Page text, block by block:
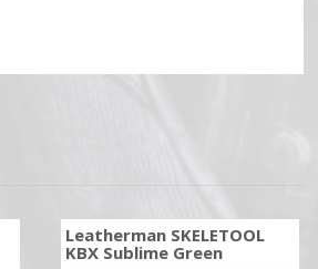
Leatherman SKELETOOL
KBX Sublime Green